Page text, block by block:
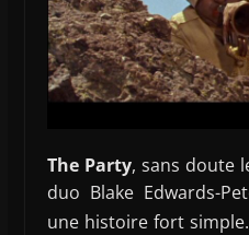
The Party, sans doute
duo Blake Edwards-
une histoire fort simple.